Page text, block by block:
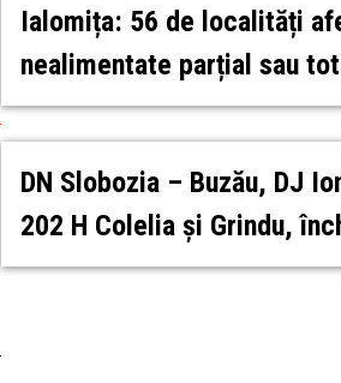
Ialomița: 56 de localități
nealimentate parțial sau
DN Slobozia – Buzău, DJ
202 H Colelia şi Grindu,